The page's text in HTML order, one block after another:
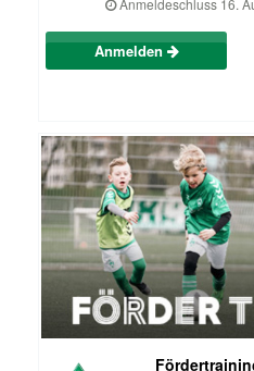
Anmeldeschluss 16.
Anmelden